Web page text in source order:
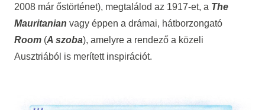
2008 már őstörténet), megtalálod az 1917-et, a The
Mauritanian vagy éppen a drámai, hátborzongató
Room (A szoba), amelyre a rendező a közeli
Ausztriából is merített inspirációt.